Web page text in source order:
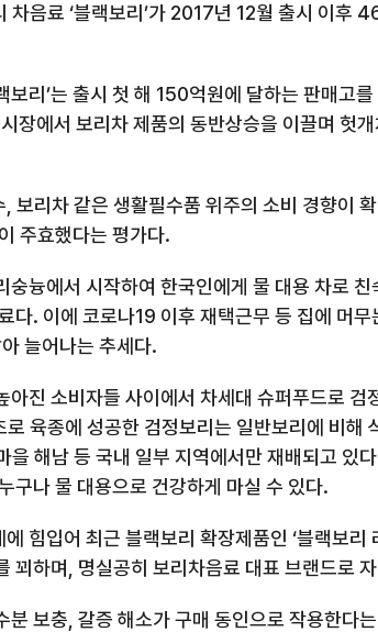
차음료 ‘블랙보리’가 2017년 12월 출시 이후
리’는 출시 첫 해 150억원에 달하는 판매고
장에서 보리차 제품의 동반상승을 이끌며 헛
보리차 같은 생활필수품 위주의 소비 경향이
주효했다는 평가다.
늉에서 시작하여 한국인에게 물 대용 차로
다. 이에 코로나19 이후 재택근무 등 집에 머
늘어나는 추세다.
아진 소비자들 사이에서 차세대 슈퍼푸드로
육종에 성공한 검정보리는 일반보리에 비해
을 해남 등 국내 일부 지역에서만 재배되고 있다
구나 물 대용으로 건강하게 마실 수 있다.
힘입어 최근 블랙보리 확장제품인 ‘블랙보리
꾀하며
명실공히 보리차음료 대표 브랜드로
분 보충 갈증 해소가 구매 동인으로 작용한다